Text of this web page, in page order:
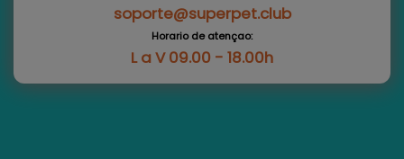
soporte@superpet.club
Horario de atençao:
L a V 09.00 - 18.00h